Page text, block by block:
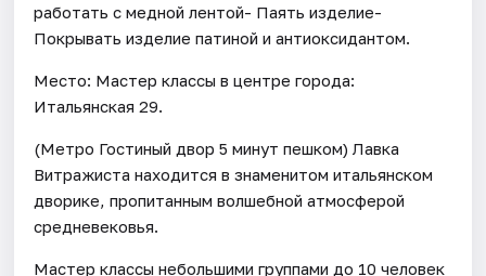
работать с медной лентой- Паять изделие-
Покрывать изделие патиной и антиоксидантом.
Место: Мастер классы в центре города:
Итальянская 29.
(Метро Гостиный двор 5 минут пешком) Лавка
Витражиста находится в знаменитом итальянском
дворике, пропитанным волшебной атмосферой
средневековья.
Мастер классы небольшими группами до 10 человек